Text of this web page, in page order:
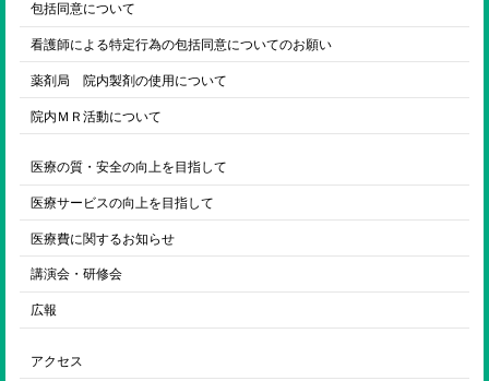
包括同意について
看護師による特定行為の包括同意についてのお願い
薬剤局 院内製剤の使用について
院内ＭＲ活動について
医療の質・安全の向上を目指して
医療サービスの向上を目指して
医療費に関するお知らせ
講演会・研修会
広報
アクセス